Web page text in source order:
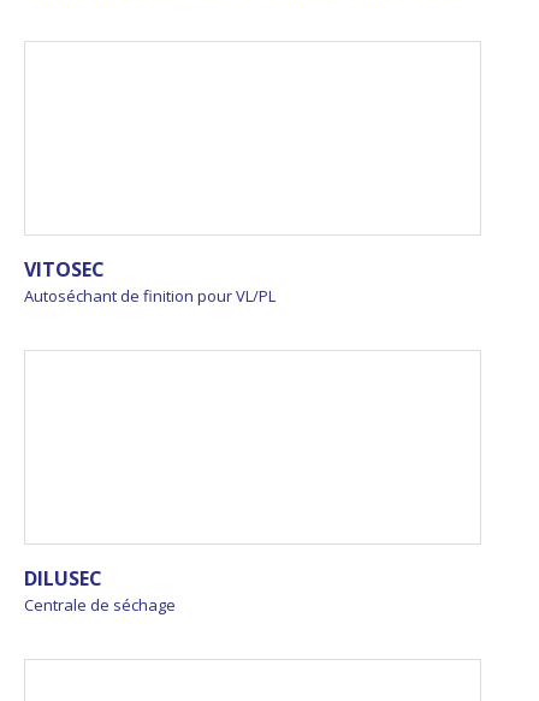
VITOSEC
Autoséchant de finition pour VL/PL
DILUSEC
Centrale de séchage